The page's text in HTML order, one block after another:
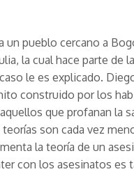
un pueblo cercano a
la cual hace parte de
le es explicado.
construido por los
que profanan la
son cada vez
la teoría de un
con los asesinatos es